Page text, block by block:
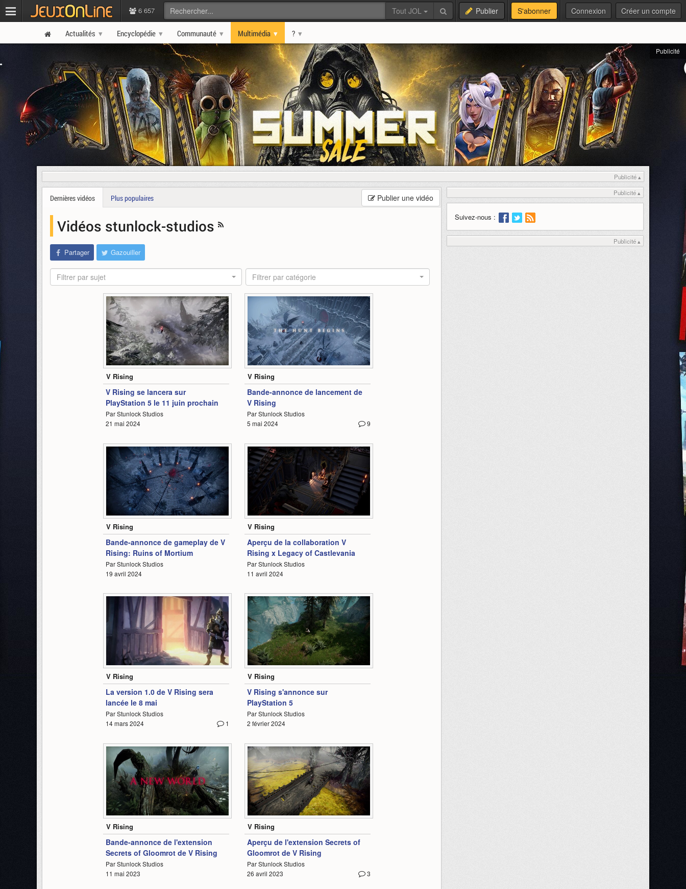
6 657 Tout JOL Publier S'abonner Connexion Créer un compte
Actualités Encyclopédie Communauté Multimédia ?
Publicité
Publicité ▴
Publier une vidéo
Dernières vidéos Plus populaires
Vidéos stunlock-studios
Partager Gazouiller
Filtrer par sujet Filtrer par catégorie
0:38
V Rising
V Rising se lancera sur
PlayStation 5 le 11 juin prochain
Par Stunlock Studios
21 mai 2024
1:26
V Rising
Bande-annonce de lancement de
V Rising
Par Stunlock Studios
9
5 mai 2024
1:21
V Rising
Bande-annonce de gameplay de V
Rising: Ruins of Mortium
Par Stunlock Studios
19 avril 2024
V Rising
Aperçu de la collaboration V
Rising x Legacy of Castlevania
Par Stunlock Studios
11 avril 2024
2:26
V Rising
La version 1.0 de V Rising sera
lancée le 8 mai
Par Stunlock Studios
1
14 mars 2024
V Rising
V Rising s'annonce sur
PlayStation 5
Par Stunlock Studios
2 février 2024
1:48
V Rising
Bande-annonce de l'extension
Secrets of Gloomrot de V Rising
Par Stunlock Studios
11 mai 2023
1:09
V Rising
Aperçu de l'extension Secrets of
Gloomrot de V Rising
Par Stunlock Studios
3
26 avril 2023
Publicité ▴
Suivez-nous :
Publicité ▴